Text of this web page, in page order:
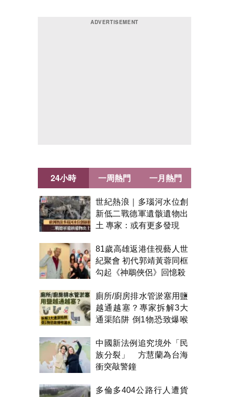
24小時
世紀熱浪｜多瑙河水位創
新低二戰德軍遺骸遺物出
土 專家：或有更多發現
81歲高雄返港佳視藝人世
紀聚會 初代郭靖黃蓉同框
勾起《神鵰俠侶》回憶殺
廁所/廚房排水管淤塞用鹽
越通越塞？專家拆解3大
通渠陷阱 倒1物恐致爆喉
中國新法例追究境外「民
族分裂」 方慧蘭為台海
衝突敲警鐘
多倫多404公路行人遭貨
一周熱門 一月熱門